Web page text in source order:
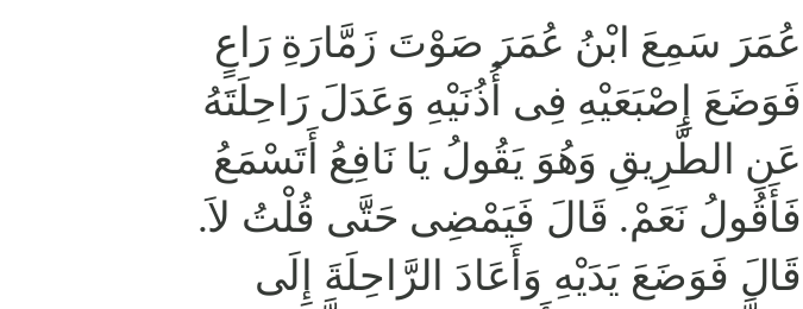
عُمَرَ سَمِعَ ابْنُ عُمَرَ صَوْتَ زَمَّارَةِ رَاعٍ
فَوَضَعَ إِصْبَعَيْهِ فِى أُذُنَيْهِ وَعَدَلَ رَاحِلَتَهُ
عَنِ الطَّرِيقِ وَهُوَ يَقُولُ يَا نَافِعُ أَتَسْمَعُ
فَأَقُولُ نَعَمْ. قَالَ فَيَمْضِى حَتَّى قُلْتُ لاَ.
قَالَ فَوَضَعَ يَدَيْهِ وَأَعَادَ الرَّاحِلَةَ إِلَى